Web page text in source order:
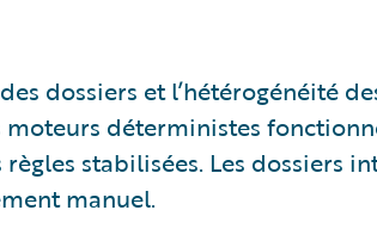
dossiers et l’hétérogénéité
déterministes
stabilisées. Les dossiers
manuel.